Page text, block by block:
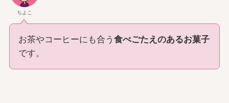
ちよこ
お茶やコーヒーにも合う 食べごたえのあるお菓子
です。